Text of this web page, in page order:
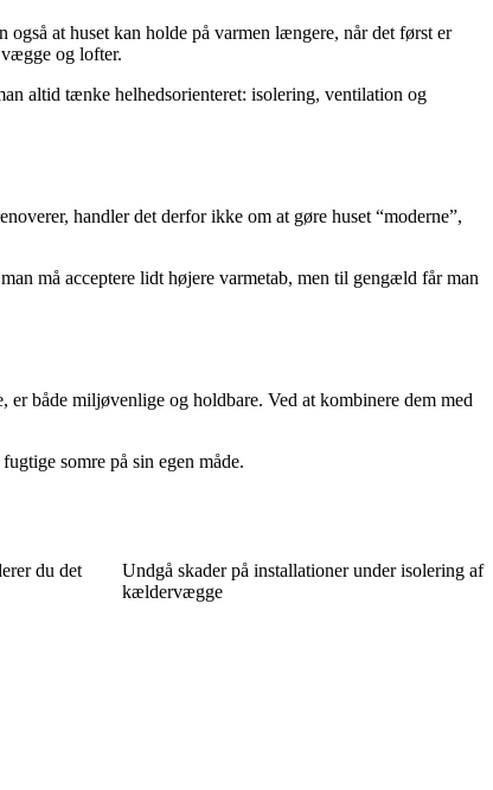
at huset kan holde på varmen længere, når det først er
og lofter.
altid tænke helhedsorienteret: isolering, ventilation og
handler det derfor ikke om at gøre huset “moderne”,
må acceptere lidt højere varmetab, men til gengæld får man
både miljøvenlige og holdbare. Ved at kombinere dem med
somre på sin egen måde.
du det
Undgå skader på installationer under isolering af
kældervægge